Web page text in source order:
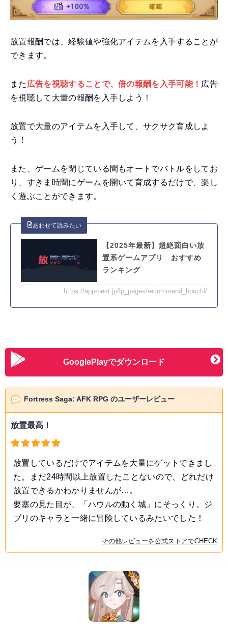
放置報酬では、経験値や強化アイテムを入手することが
できます。
また 広告を視聴することで、倍の報酬を入手可能！ 広告
を視聴して大量の報酬を入手しよう！
放置で大量のアイテムを入手して、サクサク育成しよ
う！
また、ゲームを閉じている間もオートでバトルをしてお
り、すきま時間にゲームを開いて育成するだけで、楽し
く遊ぶことができます。
【2025年最新】超絶面白い放
置系ゲームアプリ おすすめ
ランキング
https://app-best.jp/lp_pages/recommend_houchi/
GooglePlayでダウンロード
Fortress Saga: AFK RPG のユーザーレビュー
放置最高！
放置しているだけでアイテムを大量にゲットできまし
た。まだ24時間以上放置したことないので、どれだけ
放置できるかわかりませんが…。
要塞の見た目が、「ハウルの動く城」にそっくり。ジ
ブリのキャラと一緒に冒険しているみたいでした！
その他レビューを公式ストアでCHECK